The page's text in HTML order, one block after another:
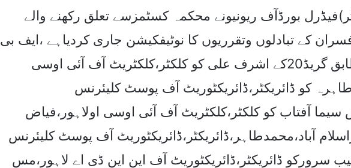
بورڈآف ریونیونے محکمہ کسٹمزسے تعلق رکھنے والے
کے تبادلوں وتقرریوں کا نوٹیفکیشن جاری کردیاہے ،ایف بی
آرکے نوٹیفکیشن کے مطابق گریڈ20کے اشرف علی کو کلکٹر،کلکٹریٹ آف آئی اوسی
کو ڈائریکٹر،ڈائریکٹوریٹ آف پوسٹ کلیئرنس
آفتاب کو کلکٹر،کلکٹریٹ آف آئی اوسی اولاہور،فیاض
آباد،محمدطاہر،ڈائریکٹر،ڈائریکٹوریٹ آف پوسٹ کلیئرنس
سرورکو ڈائریکٹر،ڈائریکٹوریٹ آف این این ڈی اے لاہور،مس